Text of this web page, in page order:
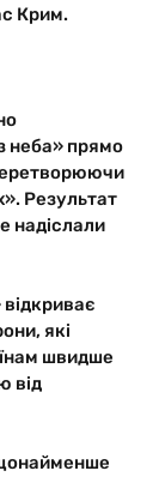
Крим.
неба» прямо
Результат
надіслали
які
швидше
від